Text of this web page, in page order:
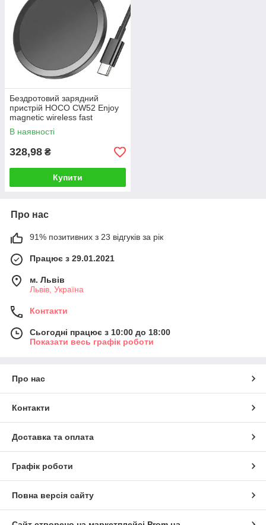
Бездротовий зарядний
пристрій HOCO CW52 Enjoy
magnetic wireless fast
charging Black
В наявності
328,98 ₴
Купити
Про нас
91% позитивних з 23 відгуків за рік
Працює з 29.01.2021
м. Львів
Львів, Україна
Контакти
Сьогодні працює з 10:00 до 18:00
Показати весь графік роботи
Про нас
Контакти
Доставка та оплата
Графік роботи
Повна версія сайту